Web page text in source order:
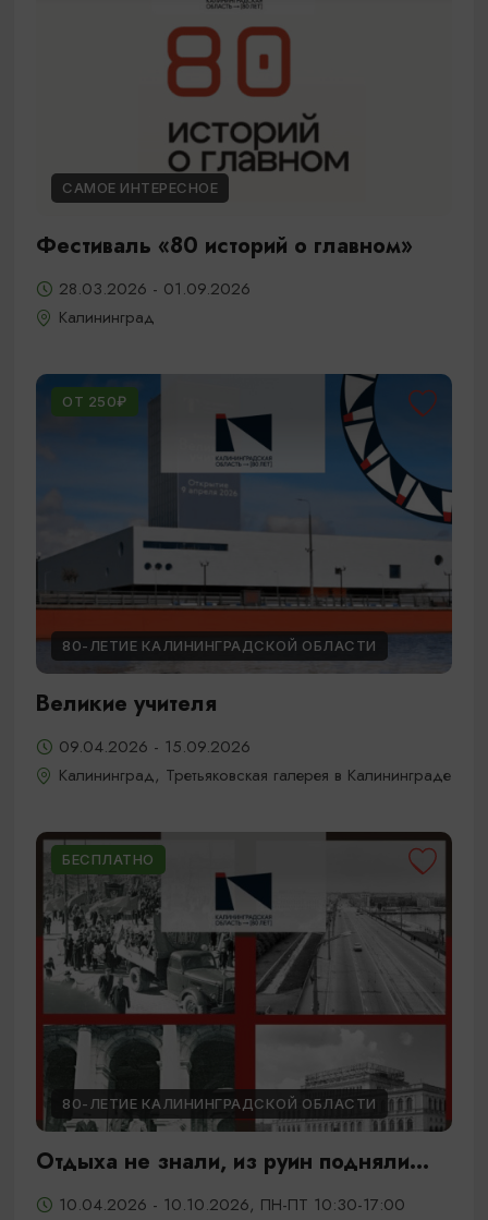
САМОЕ ИНТЕРЕСНОЕ
Фестиваль «80 историй о главном»
28.03.2026 - 01.09.2026
Калининград
ОТ 250₽
80-ЛЕТИЕ КАЛИНИНГРАДСКОЙ ОБЛАСТИ
Великие учителя
09.04.2026 - 15.09.2026
Калининград, Третьяковская галерея в Калининграде
БЕСПЛАТНО
80-ЛЕТИЕ КАЛИНИНГРАДСКОЙ ОБЛАСТИ
Отдыха не знали, из руин подняли...
10.04.2026 - 10.10.2026, ПН-ПТ 10:30-17:00